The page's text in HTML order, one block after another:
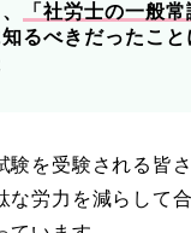
「社労士の一般常
るべきだったこ
験を受験される皆
な労力を減らして